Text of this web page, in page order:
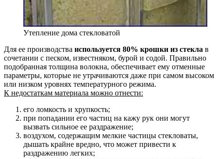
Утепление дома стекловатой
Для ее производства используется 80% крошки из стекла в
сочетании с песком, известняком, бурой и содой. Правильно
подобранная толщина волокна, обеспечивает ему отменные
параметры, которые не утрачиваются даже при самом высоком
или низком уровнях температурного режима.
К недостаткам материала можно отнести:
его ломкость и хрупкость;
при попадании его частиц на кажу рук они могут
вызвать сильное ее раздражение;
воздухом, содержащим мелкие частицы стекловаты,
дышать крайне вредно, что может привести к
раздражению легких;